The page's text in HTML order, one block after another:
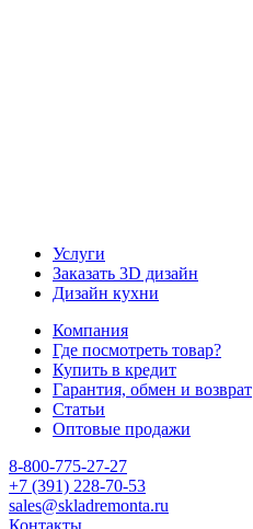
Услуги
Заказать 3D дизайн
Дизайн кухни
Компания
Где посмотреть товар?
Купить в кредит
Гарантия, обмен и возврат
Статьи
Оптовые продажи
8-800-775-27-27
+7 (391) 228-70-53
sales@skladremonta.ru
Контакты